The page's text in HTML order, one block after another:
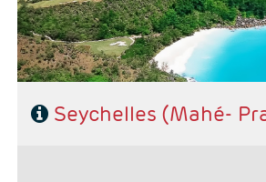
Seychelles (Mahé-